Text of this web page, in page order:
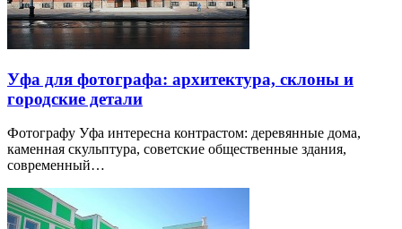
Уфа для фотографа: архитектура, склоны и
городские детали
Фотографу Уфа интересна контрастом: деревянные дома,
каменная скульптура, советские общественные здания,
современный…